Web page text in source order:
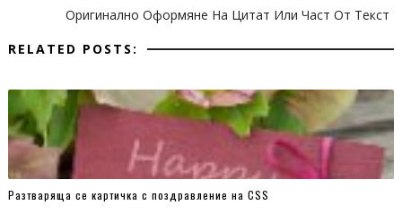
-webkit-transform: rotate(-5deg);
}
-moz-transform: rotate(0deg);
-webkit-transform: rotate(0deg);
transform: rotate(0deg);
}
.gallery a:nth-child(7) img {
Оригинално Оформяне На Цитат Или Част От Текст
RELATED POSTS:
Разтваряща се картичка с поздравление на CSS